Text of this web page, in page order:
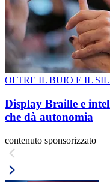
OLTRE IL BUIO E IL
Display Braille e
che dà autonomia
contenuto sponsorizzato